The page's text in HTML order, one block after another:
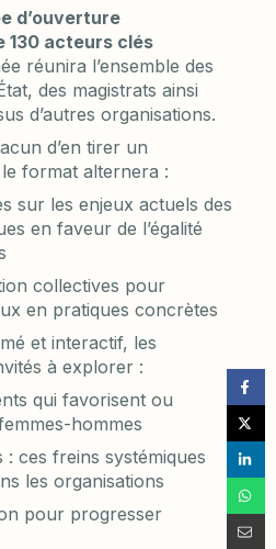
d’ouverture
130 acteurs clés
réunira l’ensemble des
des magistrats ainsi
d’autres organisations.
d’en tirer un
format alternera :
sur les enjeux actuels des
en faveur de l’égalité
collectives pour
en pratiques concrètes
et interactif, les
à explorer :
qui favorisent ou
hommes
: ces freins systémiques
les organisations
pour progresser